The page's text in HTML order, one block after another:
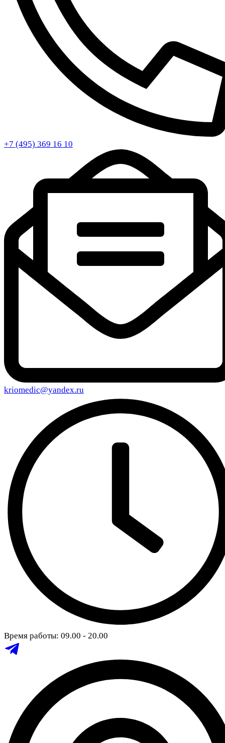
+7 (495) 369 16 10
kriomedic@yandex.ru
Время работы: 09.00 - 20.00